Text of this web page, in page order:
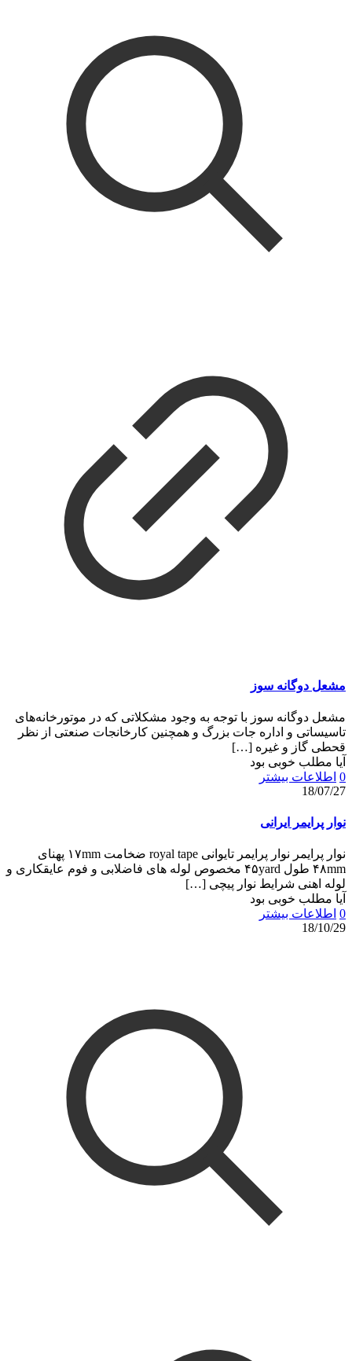
مشعل دوگانه سوز
مشعل دوگانه سوز با توجه به وجود مشكلاتی كه در موتورخانه‌های
تاسیساتی و اداره جات بزرگ و همچنین كارخانجات صنعتی از نظر
قحطی گاز و غیره […]
آیا مطلب خوبی بود
0 اطلاعات بیشتر
18/07/27
نوار پرایمر ایرانی
نوار پرایمر نوار پرایمر تایوانی royal tape ضخامت ۱۷mm پهنای
۴۸mm طول ۴۵yard مخصوص لوله های فاضلابی و فوم عایقکاری و
لوله اهنی شرایط نوار پیچی […]
آیا مطلب خوبی بود
0 اطلاعات بیشتر
18/10/29